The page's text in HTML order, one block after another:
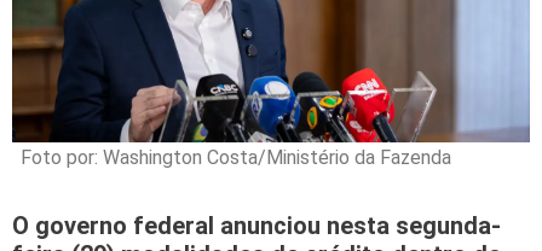
Foto por: Washington Costa/Ministério da Fazenda
O governo federal anunciou nesta segunda-